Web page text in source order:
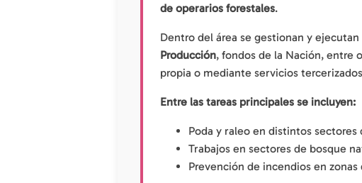
de operarios forestales.
Dentro del área se gestionan y
Producción, fondos de la Nación, entre
propia o mediante servicios
Entre las tareas principales se incluyen:
Poda y raleo en distintos
Trabajos en sectores de bosque
Prevención de incendios en